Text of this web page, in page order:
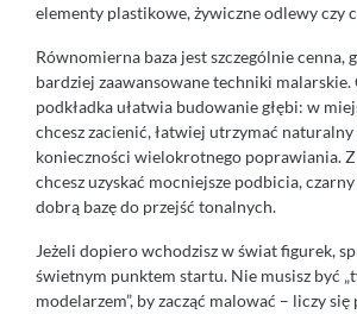
elementy plastikowe, żywiczne odlewy czy
Równomierna baza jest szczególnie cenna,
bardziej zaawansowane techniki malarskie.
podkładka ułatwia budowanie głębi: w
chcesz zacienić, łatwiej utrzymać naturalny
konieczności wielokrotnego poprawiania.
chcesz uzyskać mocniejsze podbicia,
dobrą bazę do przejść tonalnych.
Jeżeli dopiero wchodzisz w świat figurek,
świetnym punktem startu. Nie musisz być
modelarzem”, by zacząć malować – liczy się